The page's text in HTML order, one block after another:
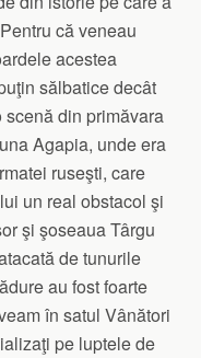
că veneau
acestea
sălbatice decât
din primăvara
Agapia, unde era
ruseşti, care
un real obstacol şi
şi şoseaua Târgu
de tunurile
au fost foarte
în satul Vânători
pe luptele de